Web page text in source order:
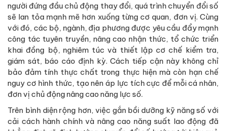
người đứng đầu chủ động thay đổi, quá trình chuyển đổi số
sẽ lan tỏa mạnh mẽ hơn xuống từng cơ quan, đơn vị. Cùng
với đó, các bộ, ngành, địa phương được yêu cầu đẩy mạnh
công tác tuyên truyền, nâng cao nhận thức, tổ chức triển
khai đồng bộ, nghiêm túc và thiết lập cơ chế kiểm tra,
giám sát, báo cáo định kỳ. Cách tiếp cận này không chỉ
bảo đảm tính thực chất trong thực hiện mà còn hạn chế
nguy cơ hình thức, tạo nên áp lực tích cực để mỗi cá nhân,
đơn vị chủ động nâng cao năng lực số.
Trên bình diện rộng hơn, việc gắn bồi dưỡng kỹ năng số với
cải cách hành chính và nâng cao năng suất lao động đã